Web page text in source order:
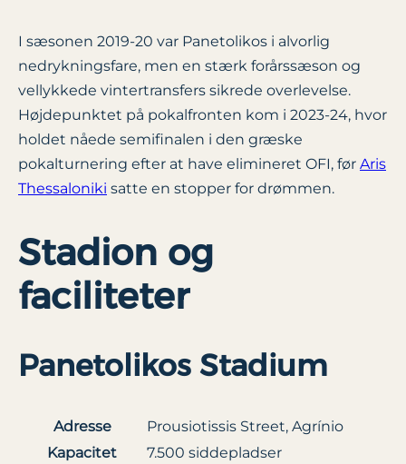
I sæsonen 2019-20 var Panetolikos i alvorlig
nedrykningsfare, men en stærk forårssæson og
vellykkede vintertransfers sikrede overlevelse.
Højdepunktet på pokalfronten kom i 2023-24, hvor
holdet nåede semifinalen i den græske
pokalturnering efter at have elimineret OFI, før Aris
Thessaloniki satte en stopper for drømmen.
Stadion og
faciliteter
Panetolikos Stadium
Adresse
Prousiotissis Street, Agrínio
Kapacitet
7.500 siddepladser